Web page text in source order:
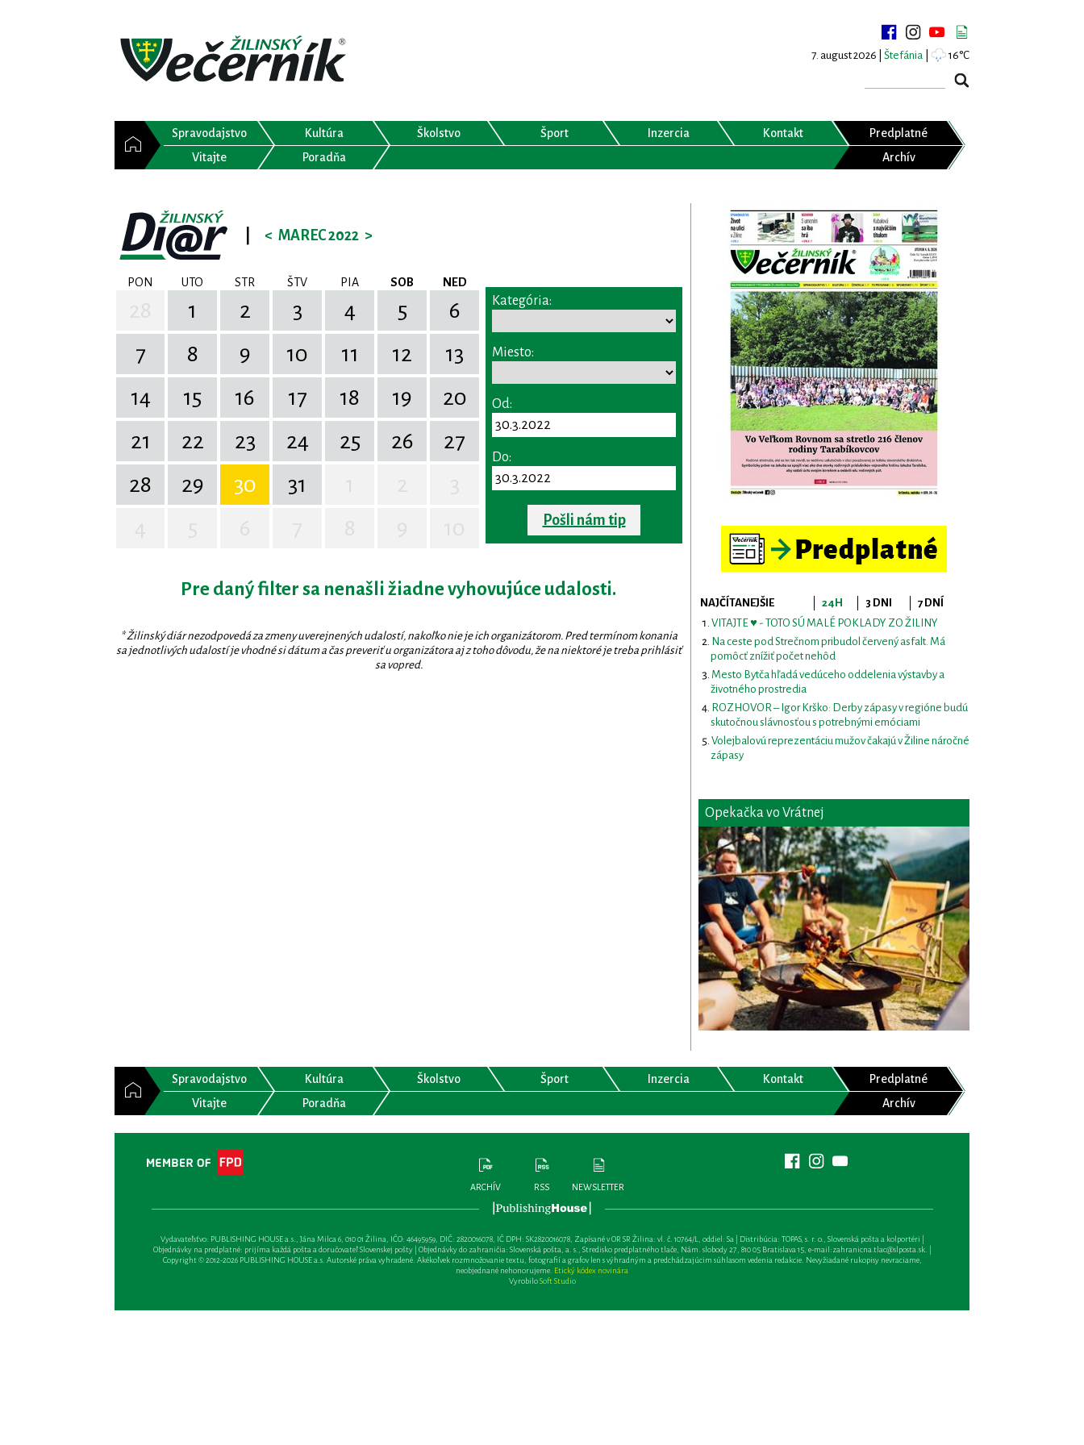
7. august 2026 | Štefánia 16°C
Spravodajstvo Kultúra Školstvo Šport Inzercia Kontakt
Predplatné
Vitajte
Poradňa Archív
< MAREC 2022 >
PON UTO STR ŠTV PIA SOB NED
1 2 3 4 5
6
7
8 9 10 11 12
13
14
15 16 17 18 19
20
21
22 23 24 25 26
27
28
29 30 31
Kategória:
Miesto:
Od:
Do:
Pošli nám tip
Pre daný filter sa nenašli žiadne vyhovujúce udalosti.
* Žilinský diár nezodpovedá za zmeny uverejnených udalostí, nakoľko nie je ich organizátorom. Pred termínom konania
sa jednotlivých udalostí je vhodné si dátum a čas preveriť u organizátora aj z toho dôvodu, že na niektoré je treba prihlásiť
sa vopred.
NAJČÍTANEJŠIE 24H 3 DNI
7 DNÍ
VITAJTE ♥ - TOTO SÚ MALÉ POKLADY ZO ŽILINY
Na ceste pod Strečnom pribudol červený asfalt. Má
pomôcť znížiť počet nehôd
Mesto Bytča hľadá vedúceho oddelenia výstavby a
životného prostredia
ROZHOVOR – Igor Krško: Derby zápasy v regióne budú
skutočnou slávnosťou s potrebnými emóciami
Volejbalovú reprezentáciu mužov čakajú v Žiline náročné
zápasy
Opekačka vo Vrátnej
Spravodajstvo Kultúra Školstvo Šport Inzercia Kontakt
Predplatné
Vitajte
Poradňa Archív
ARCHÍV RSS NEWSLETTER
Vydavateľsťvo: PUBLISHING HOUSE a.s., Jána Milca 6, 010 01 Žilina, IČO: 46495959, DIČ: 2820016078, IČ DPH: SK2820016078, Zapísané v OR SR Žilina: vl. č. 10764/L, oddiel: Sa | Distribúcia: TOPAS, s. r. o., Slovenská pošta a kolportéri |
Objednávky na predplatné: prijíma každá pošta a doručovateľ Slovenskej pošty | Objednávky do zahraničia: Slovenská pošta, a. s., Stredisko predplatného tlače, Nám. slobody 27, 810 05 Bratislava 15, e-mail:zahranicna.tlac@slposta.sk. |
Copyright © 2012-2026 PUBLISHING HOUSE a.s. Autorské práva vyhradené. Akékoľvek rozmnožovanie textu, fotografií a grafov len s výhradným a predchádzajúcim súhlasom vedenia redakcie. Nevyžiadané rukopisy nevraciame,
neobjednané nehonorujeme. Etický kódex novinára
VyrobiloSoft Studio